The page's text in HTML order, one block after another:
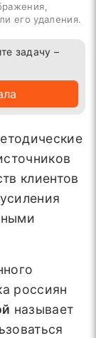
его удаления.
задачу –
клиентов
россиян
называет